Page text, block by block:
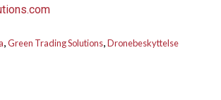
,Green Trading Solutions,Dronebeskyttelse